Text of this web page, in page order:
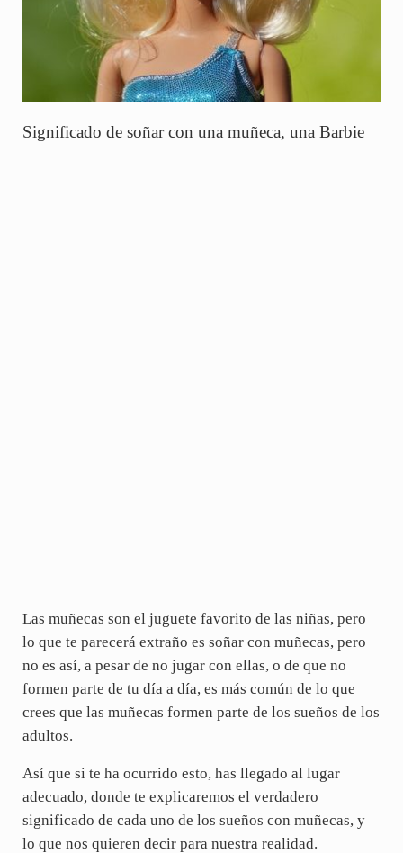
Significado de soñar con una muñeca, una Barbie
Las muñecas son el juguete favorito de las niñas, pero
lo que te parecerá extraño es soñar con muñecas, pero
no es así, a pesar de no jugar con ellas, o de que no
formen parte de tu día a día, es más común de lo que
crees que las muñecas formen parte de los sueños de los
adultos.
Así que si te ha ocurrido esto, has llegado al lugar
adecuado, donde te explicaremos el verdadero
significado de cada uno de los sueños con muñecas, y
lo que nos quieren decir para nuestra realidad.